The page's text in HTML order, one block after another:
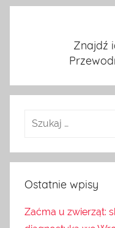
Znajdź
Ostatnie wpisy
Zaćma u zwierząt: